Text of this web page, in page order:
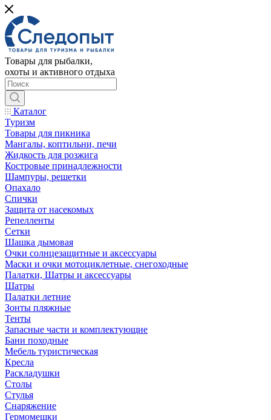
Товары для рыбалки,
охоты и активного отдыха
Каталог
Туризм
Товары для пикника
Мангалы, коптильни, печи
Жидкость для розжига
Костровые принадлежности
Шампуры, решетки
Опахало
Спички
Защита от насекомых
Репелленты
Сетки
Шашка дымовая
Очки солнцезащитные и аксессуары
Маски и очки мотоциклетные, снегоходные
Палатки, Шатры и аксессуары
Шатры
Палатки летние
Зонты пляжные
Тенты
Запасные части и комплектующие
Бани походные
Мебель туристическая
Кресла
Раскладушки
Столы
Стулья
Снаряжение
Гермомешки